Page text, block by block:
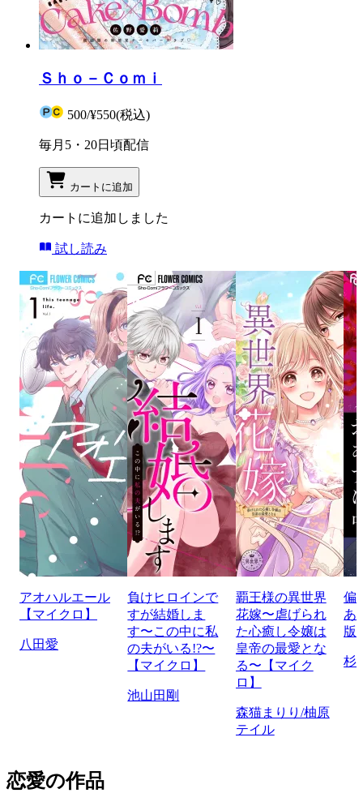
Ｓｈｏ－Ｃｏｍｉ
500/¥550(税込)
毎月5・20日頃配信
カートに追加
カートに追加しました
試し読み
アオハルエール
【マイクロ】
八田愛
負けヒロインで
すが結婚しま
す〜この中に私
の夫がいる!?〜
【マイクロ】
池山田剛
覇王様の異世界
花嫁〜虐げられ
た心癒し令嬢は
皇帝の最愛とな
る〜【マイク
ロ】
森猫まりり/柚原
テイル
偏
あ
版
杉
恋愛の作品